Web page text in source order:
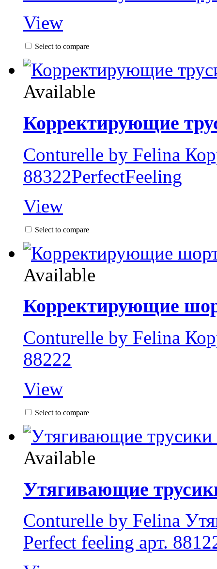
View
Select to compare
Available
Корректирующие
Conturelle by Felina
88322PerfectFeeling
View
Select to compare
Available
Корректирующие
Conturelle by Felina
88222
View
Select to compare
Available
Утягивающие
Conturelle by Felina
Perfect feeling арт.